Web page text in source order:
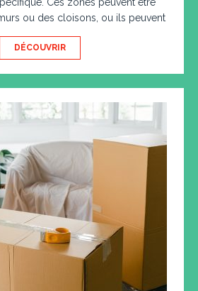
Ces zones peuvent être
ou des cloisons, ou ils peuvent
DÉCOUVRIR